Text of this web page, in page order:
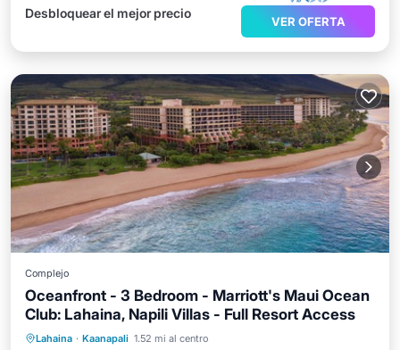
Desbloquear el mejor precio
VER OFERTA
Complejo
Oceanfront - 3 Bedroom - Marriott's Maui Ocean
Club: Lahaina, Napili Villas - Full Resort Access
Lahaina · Kaanapali 1.52 mi al centro
Bañera de hidromasaje